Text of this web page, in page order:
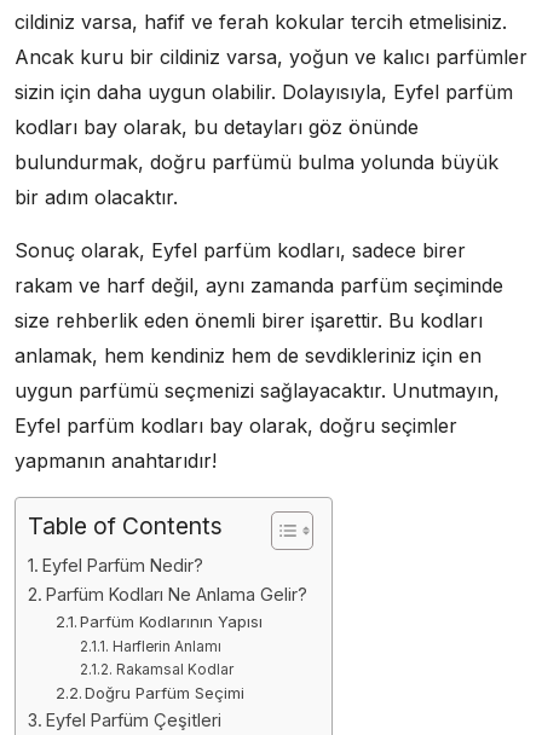
cildiniz varsa, hafif ve ferah kokular tercih etmelisiniz.
Ancak kuru bir cildiniz varsa, yoğun ve kalıcı parfümler
sizin için daha uygun olabilir. Dolayısıyla, Eyfel parfüm
kodları bay olarak, bu detayları göz önünde
bulundurmak, doğru parfümü bulma yolunda büyük
bir adım olacaktır.
Sonuç olarak, Eyfel parfüm kodları, sadece birer
rakam ve harf değil, aynı zamanda parfüm seçiminde
size rehberlik eden önemli birer işarettir. Bu kodları
anlamak, hem kendiniz hem de sevdikleriniz için en
uygun parfümü seçmenizi sağlayacaktır. Unutmayın,
Eyfel parfüm kodları bay olarak, doğru seçimler
yapmanın anahtarıdır!
Table of Contents
Eyfel Parfüm Nedir?
Parfüm Kodları Ne Anlama Gelir?
Parfüm Kodlarının Yapısı
Harflerin Anlamı
Rakamsal Kodlar
Doğru Parfüm Seçimi
Eyfel Parfüm Çeşitleri